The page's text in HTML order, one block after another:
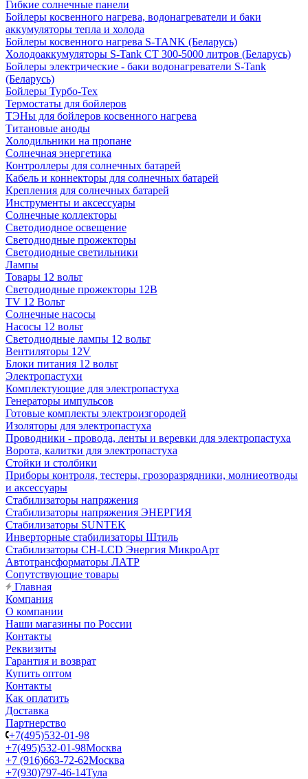
Гибкие солнечные панели
Бойлеры косвенного нагрева, водонагреватели и баки
аккумуляторы тепла и холода
Бойлеры косвенного нагрева S-TANK (Беларусь)
Холодоаккумуляторы S-Tank СТ 300-5000 литров (Беларусь)
Бойлеры электрические - баки водонагреватели S-Tank
(Беларусь)
Бойлеры Турбо-Тех
Термостаты для бойлеров
ТЭНы для бойлеров косвенного нагрева
Титановые аноды
Холодильники на пропане
Солнечная энергетика
Контроллеры для солнечных батарей
Кабель и коннекторы для солнечных батарей
Крепления для солнечных батарей
Инструменты и аксессуары
Солнечные коллекторы
Светодиодное освещение
Светодиодные прожекторы
Светодиодные светильники
Лампы
Товары 12 вольт
Светодиодные прожекторы 12В
TV 12 Вольт
Солнечные насосы
Насосы 12 вольт
Светодиодные лампы 12 вольт
Вентиляторы 12V
Блоки питания 12 вольт
Электропастухи
Комплектующие для электропастуха
Генераторы импульсов
Готовые комплекты электроизгородей
Изоляторы для электропастуха
Проводники - провода, ленты и веревки для электропастуха
Ворота, калитки для электропастуха
Стойки и столбики
Приборы контроля, тестеры, грозоразрядники, молниеотводы
и аксессуары
Стабилизаторы напряжения
Стабилизаторы напряжения ЭНЕРГИЯ
Стабилизаторы SUNTEK
Инверторные стабилизаторы Штиль
Стабилизаторы СН-LCD Энepгия МикроАрт
Автотрансформаторы ЛАТР
Сопутствующие товары
Главная
Компания
О компании
Наши магазины по России
Контакты
Реквизиты
Гарантия и возврат
Купить оптом
Контакты
Как оплатить
Доставка
Партнерство
+7(495)532-01-98
+7(495)532-01-98Москва
+7 (916)663-72-62Москва
+7(930)797-46-14Тула